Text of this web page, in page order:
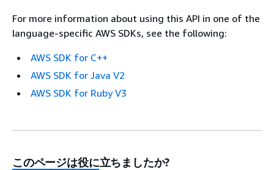
For more information about using this API in one of the
language-specific AWS SDKs, see the following:
AWS SDK for C++
AWS SDK for Java V2
AWS SDK for Ruby V3
このページは役に立ちましたか?